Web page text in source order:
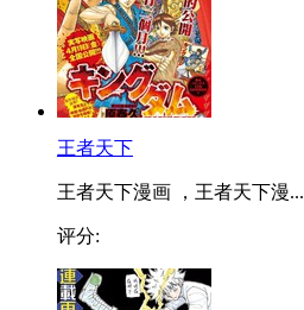
王者天下
王者天下漫画 ，王者天下漫...
评分: